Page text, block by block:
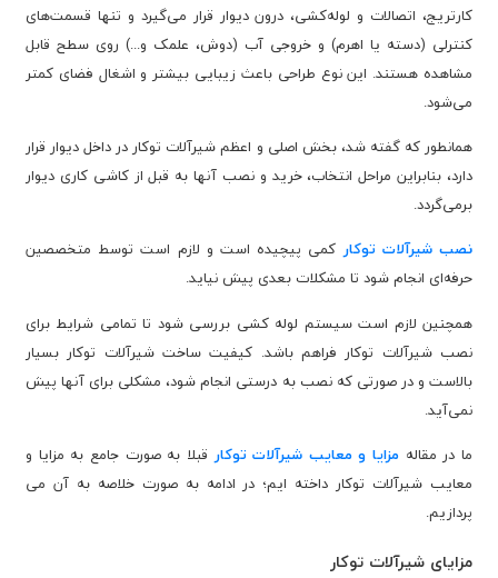
کارتریج، اتصالات و لوله‌کشی، درون دیوار قرار می‌گیرد و تنها قسمت‌های
کنترلی (دسته یا اهرم) و خروجی آب (دوش، علمک و...) روی سطح قابل
مشاهده هستند. این نوع طراحی باعث زیبایی بیشتر و اشغال فضای کمتر
می‌شود.
همانطور که گفته شد، بخش اصلی و اعظم شیرآلات توکار در داخل دیوار قرار
دارد، بنابراین مراحل انتخاب، خرید و نصب آنها به قبل از کاشی کاری دیوار
برمی‌گردد.
نصب شیرآلات توکار کمی پیچیده است و لازم است توسط متخصصین
حرفه‌ای انجام شود تا مشکلات بعدی پیش نیاید.
همچنین لازم است سیستم لوله کشی بررسی شود تا تمامی شرایط برای
نصب شیرآلات توکار فراهم باشد. کیفیت ساخت شیرآلات توکار بسیار
بالاست و در صورتی که نصب به درستی انجام شود، مشکلی برای آنها پیش
نمی‌آید.
ما در مقاله مزایا و معایب شیرآلات توکار قبلا به صورت جامع به مزایا و
معایب شیرآلات توکار داخته ایم؛ در ادامه به صورت خلاصه به آن می
پردازیم.
مزایای شیرآلات توکار